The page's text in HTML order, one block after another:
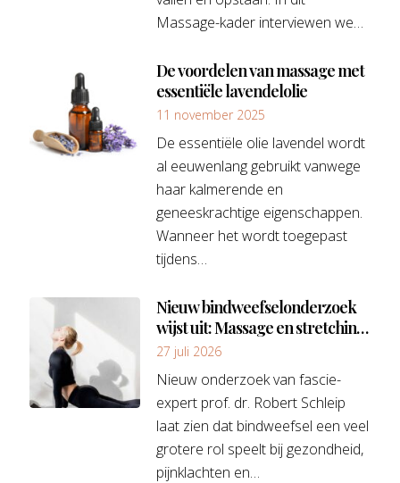
Massage-kader interviewen we…
De voordelen van massage met
essentiële lavendelolie
11 november 2025
De essentiële olie lavendel wordt
al eeuwenlang gebruikt vanwege
haar kalmerende en
geneeskrachtige eigenschappen.
Wanneer het wordt toegepast
tijdens…
Nieuw bindweefselonderzoek
wijst uit: Massage en stretching
vaak effectiever dan injectables
27 juli 2026
Nieuw onderzoek van fascie-
expert prof. dr. Robert Schleip
laat zien dat bindweefsel een veel
grotere rol speelt bij gezondheid,
pijnklachten en…